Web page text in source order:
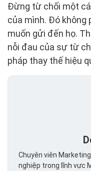
Đừng từ chối một
của mình. Đó không
muốn gửi đến họ.
nỗi đau của sự từ
pháp thay thế hiệu
Chuyên viên
nghiệp trong lĩnh vực